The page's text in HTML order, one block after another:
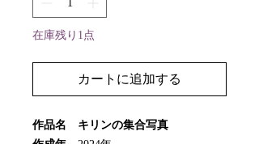
在庫残り1点
カートに追加する
作品名 キリンの集合写真